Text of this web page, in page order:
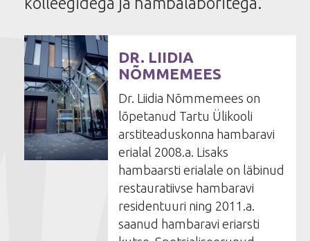
DR. LIIDIA
NÕMMEMEES
Dr. Liidia Nõmmemees on
lõpetanud Tartu Ülikooli
arstiteaduskonna hambaravi
erialal 2008.a. Lisaks
hambaarsti erialale on läbinud
restauratiivse hambaravi
residentuuri ning 2011.a.
saanud hambaravi eriarsti